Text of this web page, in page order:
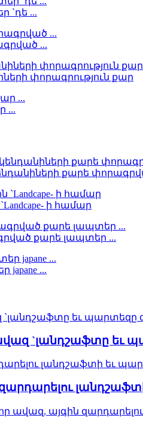
`դե ...
...
փորագրություն քար
...
քարե
ի համար
քարե լապտեր ...
japane ...
ավազ `լանդշաֆտը